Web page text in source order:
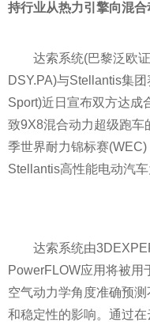
持行业从热力引擎向混
达索系统(巴黎泛欧
DSY.PA)与Stellantis集
Sport)近 日宣布双方达成
致9X8混合动力超级跑车
季世界耐力锦标赛
Stellantis高性能电动汽车
达索系统由
PowerFLOW应用将被用
空气动力学角度准确预
和稳定性的影响。通过在